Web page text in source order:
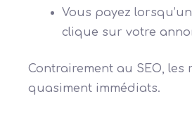
Vous payez
clique sur votre
Contrairement au SEO, les
quasiment immédiats.